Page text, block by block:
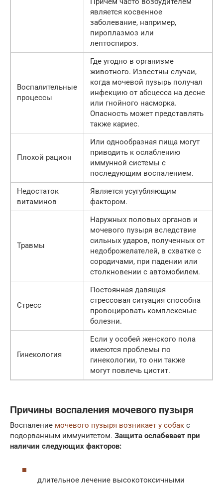
является косвенное
заболевание, например,
пироплазмоз или
лептоспироз.
Воспалительные
процессы
Где угодно в организме
животного. Известны случаи,
когда мочевой пузырь получал
инфекцию от абсцесса на десне
или гнойного насморка.
Опасность может представлять
также кариес.
Плохой рацион
Или однообразная пища могут
приводить к ослаблению
иммунной системы с
последующим воспалением.
Недостаток
витаминов
Является усугубляющим
фактором.
Травмы
Наружных половых органов и
мочевого пузыря вследствие
сильных ударов, полученных от
недоброжелателей, в схватке с
сородичами, при падении или
столкновении с автомобилем.
Стресс
Постоянная давящая
стрессовая ситуация способна
провоцировать комплексные
болезни.
Гинекология
Если у особей женского пола
имеются проблемы по
гинекологии, то они также
могут повлечь цистит.
Причины воспаления мочевого пузыря
Воспаление мочевого пузыря возникает у собак с
подорванным иммунитетом. Защита ослабевает при
наличии следующих факторов:
длительное лечение высокотоксичными